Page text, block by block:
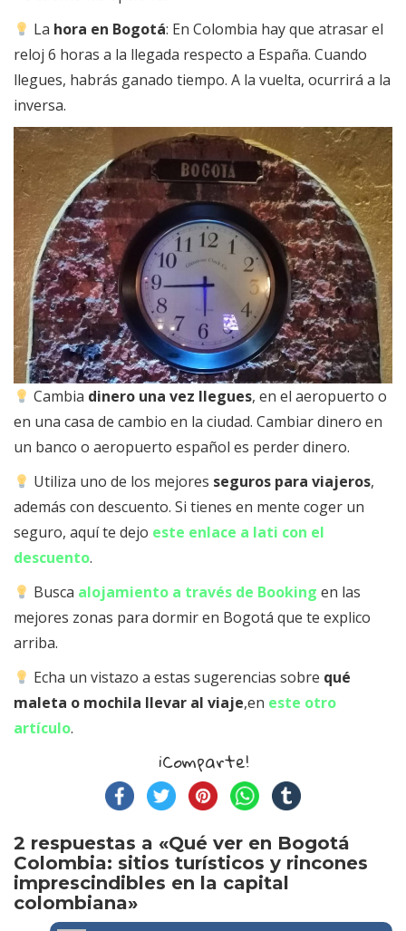
La hora en Bogotá: En Colombia hay que atrasar el
reloj 6 horas a la llegada respecto a España. Cuando
llegues, habrás ganado tiempo. A la vuelta, ocurrirá a la
inversa.
Cambia dinero una vez llegues, en el aeropuerto o
en una casa de cambio en la ciudad. Cambiar dinero en
un banco o aeropuerto español es perder dinero.
Utiliza uno de los mejores seguros para viajeros,
además con descuento. Si tienes en mente coger un
seguro, aquí te dejo este enlace a Iati con el
descuento.
Busca alojamiento a través de Booking en las
mejores zonas para dormir en Bogotá que te explico
arriba.
Echa un vistazo a estas sugerencias sobre qué
maleta o mochila llevar al viaje,en este otro
artículo.
¡Comparte!
2 respuestas a «Qué ver en Bogotá
Colombia: sitios turísticos y rincones
imprescindibles en la capital
colombiana»